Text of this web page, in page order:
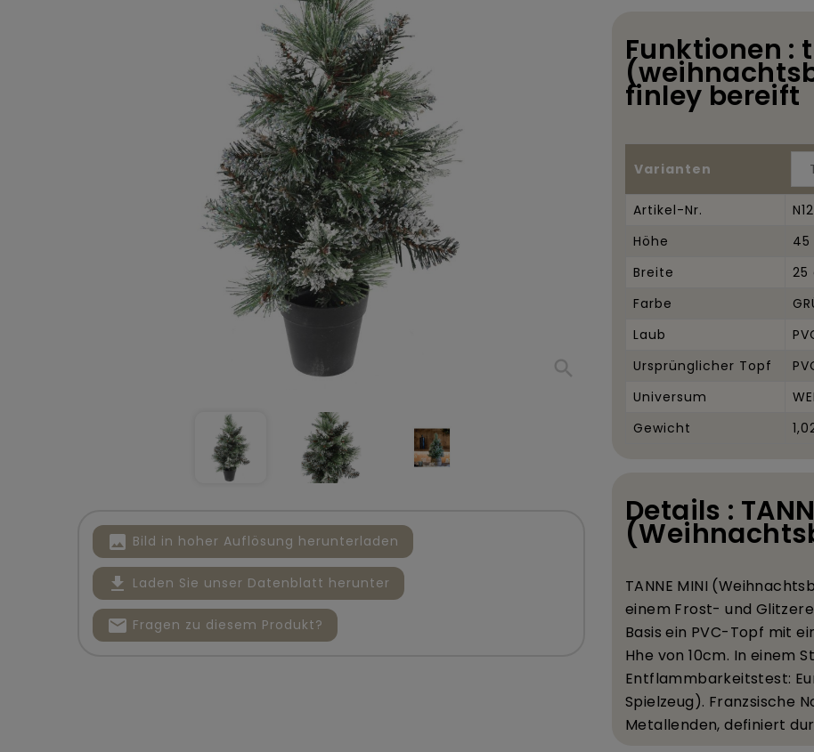
search
image Bild in hoher Auflösung herunterladen
file_download Laden Sie unser Datenblatt herunter
mail Fragen zu diesem Produkt?
Funktionen :
finley bereift
Varianten
Artikel-Nr.
Höhe
Breite
25
Farbe
Laub
Ursprünglicher Topf
Universum
Gewicht
Details :
TANNE MINI
einem Frost- und
Basis ein PVC-Topf mit
Hhe von 10cm. In einem
Entflammbarkeitstest:
Spielzeug). Franzsische
Metallenden, definiert